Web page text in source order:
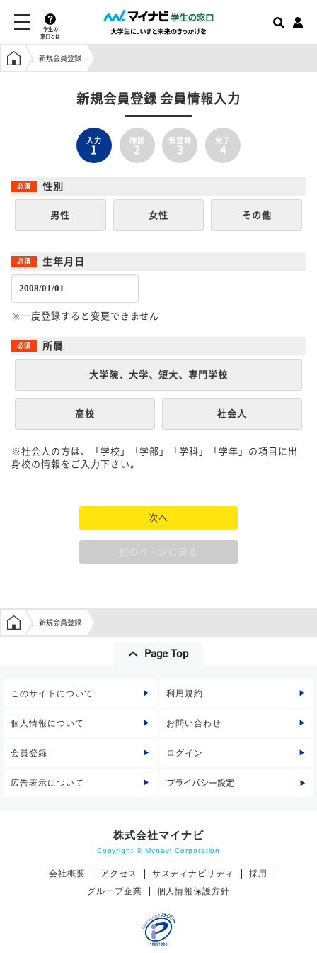
学生の
窓口とは
学生の窓口トップ
新規会員登録
新規会員登録 会員情報入力
入力
1
確認
2
仮登録
3
完了
4
性別
男性 女性 その他
生年月日
※一度登録すると変更できません
所属
大学院、大学、短大、専門学校
高校 社会人
※社会人の方は、「学校」「学部」「学科」「学年」の項目に出
身校の情報をご入力下さい。
次へ
前のページに戻る
学生の窓口トップ
新規会員登録
Page Top
このサイトについて 利用規約
個人情報について お問い合わせ
会員登録 ログイン
広告表示について プライバシー設定
株式会社マイナビ
Copyright © Mynavi Corporation
会社概要 アクセス サスティナビリティ
採用
グループ企業
個人情報保護方針